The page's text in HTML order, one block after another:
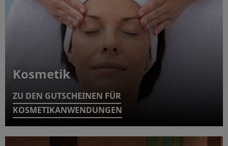
Kosmetik
ZU DEN GUTSCHEINEN FÜR
KOSMETIKANWENDUNGEN